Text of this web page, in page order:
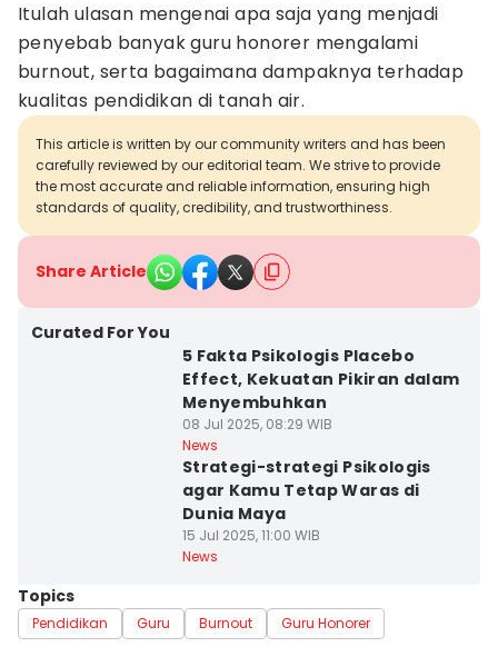
Itulah ulasan mengenai apa saja yang menjadi
penyebab banyak guru honorer mengalami
burnout, serta bagaimana dampaknya terhadap
kualitas pendidikan di tanah air.
This article is written by our community writers and has been
carefully reviewed by our editorial team. We strive to provide
the most accurate and reliable information, ensuring high
standards of quality, credibility, and trustworthiness.
Share Article
Curated For You
5 Fakta Psikologis Placebo
Effect, Kekuatan Pikiran dalam
Menyembuhkan
08 Jul 2025, 08:29 WIB
News
Strategi-strategi Psikologis
agar Kamu Tetap Waras di
Dunia Maya
15 Jul 2025, 11:00 WIB
News
Topics
Pendidikan Guru Burnout Guru Honorer